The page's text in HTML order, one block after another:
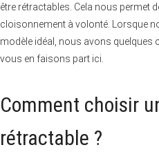
être rétractables. Cela nous permet
cloisonnement à volonté. Lorsque
modèle idéal, nous avons quelques
vous en faisons part ici.
Comment choisir
rétractable ?